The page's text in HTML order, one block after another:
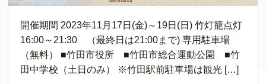
開催期間 2023年11月17日(金)～19日(日) 竹灯籠点灯
16:00～21:30 （最終日は21:00まで) 専用駐車場
（無料） ■竹田市役所 ■竹田市総合運動公園 ■竹
田中学校（土日のみ） ※竹田駅前駐車場は観光 […]